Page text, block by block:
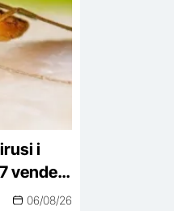
i
vende
606/08/26